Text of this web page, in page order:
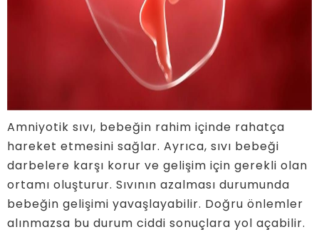
Amniyotik sıvı, bebeğin rahim içinde rahatça
hareket etmesini sağlar. Ayrıca, sıvı bebeği
darbelere karşı korur ve gelişim için gerekli olan
ortamı oluşturur. Sıvının azalması durumunda
bebeğin gelişimi yavaşlayabilir. Doğru önlemler
alınmazsa bu durum ciddi sonuçlara yol açabilir.